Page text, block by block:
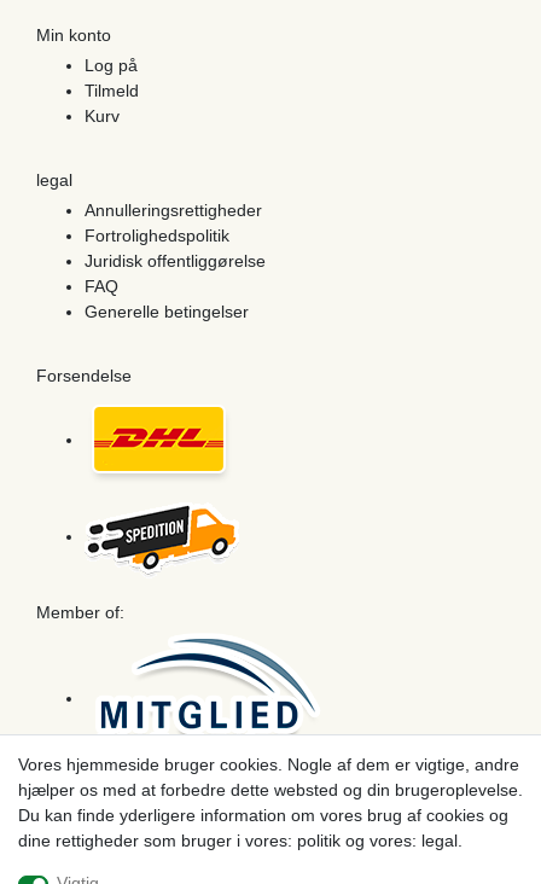
Min konto
Log på
Tilmeld
Kurv
legal
Annulleringsrettigheder
Fortrolighedspolitik
Juridisk offentliggørelse
FAQ
Generelle betingelser
Forsendelse
Member of:
Betaling
Vores hjemmeside bruger cookies. Nogle af dem er vigtige, andre
hjælper os med at forbedre dette websted og din brugeroplevelse.
Du kan finde yderligere information om vores brug af cookies og
dine rettigheder som bruger i vores: politik og vores: legal.